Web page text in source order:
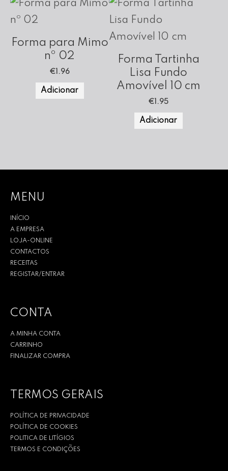
Forma para Mimo
nº 02
€ 1.96
Adicionar
Forma Tartinha
Lisa Fundo
Amovível 10 cm
€ 1.95
Adicionar
MENU
INÍCIO
A EMPRESA
LOJA-ONLINE
CONTACTOS
RECEITAS
REGISTAR/ENTRAR
CONTA
A MINHA CONTA
CARRINHO
FINALIZAR COMPRA
TERMOS GERAIS
POLÍTICA DE PRIVACIDADE
POLÍTICA DE COOKIES
POLITICA DE LITÍGIOS
TERMOS E CONDIÇÕES